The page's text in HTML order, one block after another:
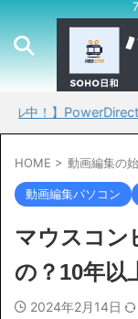
PowerDirector365が
HOME > 動画編集の
動画編集パソコン
マウスコン
の？10年以
2024年2月14日